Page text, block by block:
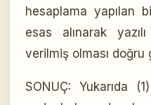
hesaplama yapılan
esas alınarak
verilmiş olması doğru
SONUÇ: Yukarıda